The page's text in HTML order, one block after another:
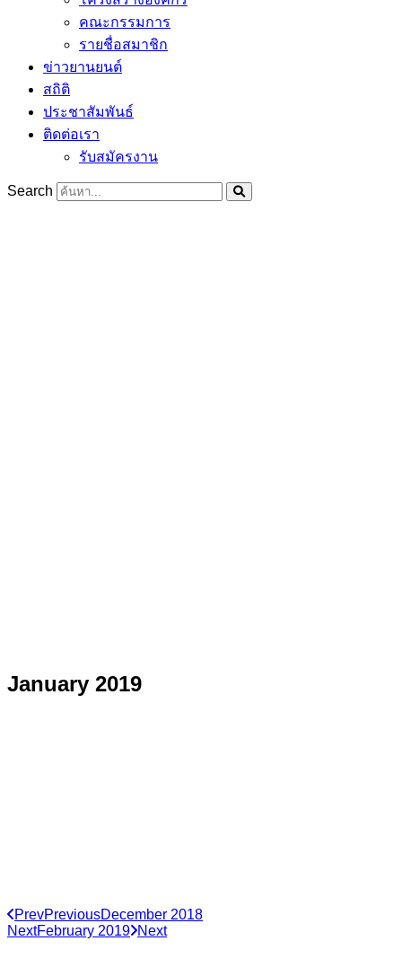
คณะกรรมการ
รายชื่อสมาชิก
ข่าวยานยนต์
สถิติ
ประชาสัมพันธ์
ติดต่อเรา
รับสมัครงาน
Search
January 2019
PrevPreviousDecember 2018
NextFebruary 2019 Next